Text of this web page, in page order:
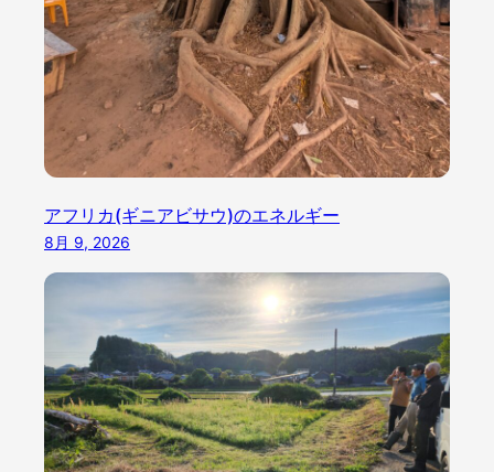
アフリカ(ギニアビサウ)のエネルギー
8月 9, 2026